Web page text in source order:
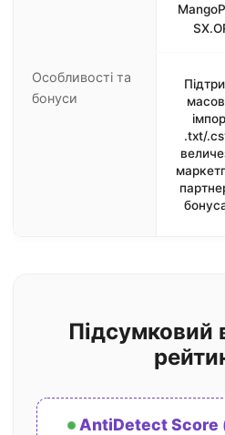
Особливості та
бонуси
.txt/
Підсумковий
AntiDetect Score